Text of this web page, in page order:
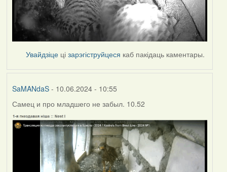
Увайдзіце цізарэгіструйцеся каб пакідаць каментары.
SaMANdaS- 10.06.2024 - 10:55
Самец и про младшего не забыл. 10.52